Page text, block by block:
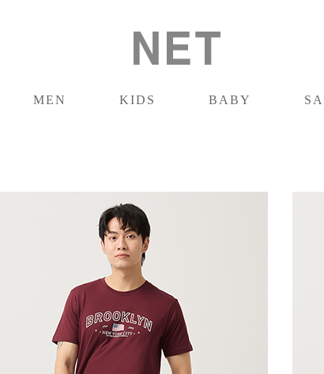
MEN
KIDS
BABY